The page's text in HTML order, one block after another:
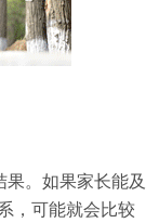
果。如果家长能及
，可能就会比较